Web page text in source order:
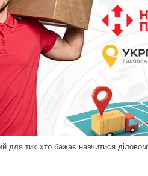
для тих хто бажає навчитися